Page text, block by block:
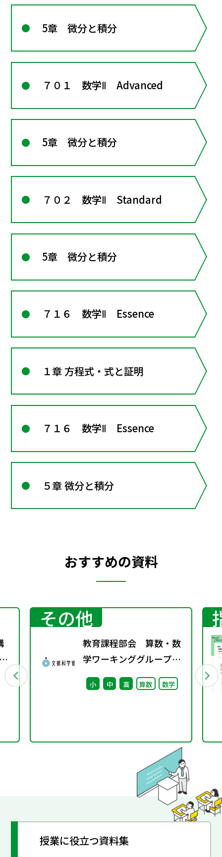
5章 微分と積分
７０１ 数学Ⅱ Advanced
5章 微分と積分
７０２ 数学Ⅱ Standard
5章 微分と積分
７１６ 数学Ⅱ Essence
１章 方程式・式と証明
７１６ 数学Ⅱ Essence
５章 微分と積分
おすすめの資料
その他
教育課程部会 算数・数
学ワーキンググループ
（第11回） 配付資料
小 中 高 算数 数学
授業に役立つ資料集